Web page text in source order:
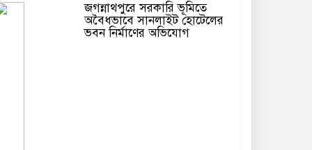
জগন্নাথপুরে সরকারি ভূমিতে
অবৈধভাবে সানলাইট হোটেলের
ভবন নির্মাণের অভিযোগ